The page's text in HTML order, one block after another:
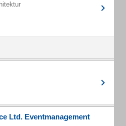
Ltd. Eventmanagement